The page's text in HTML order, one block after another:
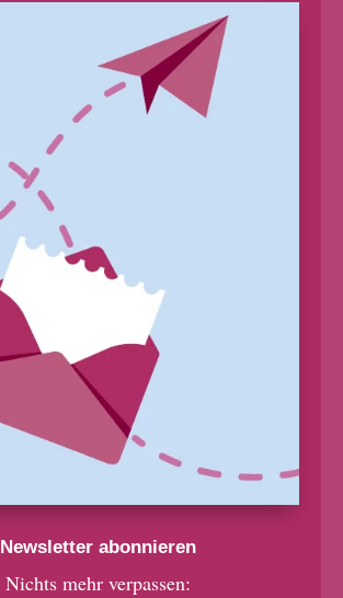
Newsletter abonnieren
Nichts mehr verpassen: